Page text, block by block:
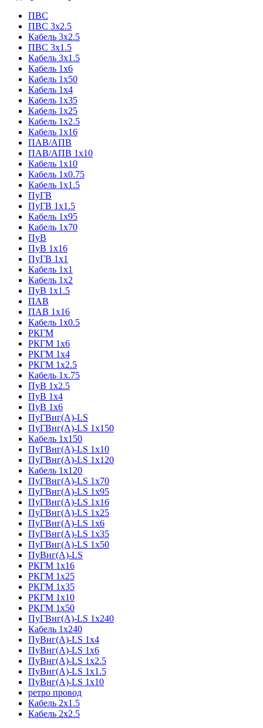
ПВС
ПВС 3x2.5
Кабель 3x2.5
ПВС 3x1.5
Кабель 3x1.5
Кабель 1x6
Кабель 1x50
Кабель 1x4
Кабель 1x35
Кабель 1x25
Кабель 1x2.5
Кабель 1x16
ПАВ/АПВ
ПАВ/АПВ 1x10
Кабель 1x10
Кабель 1x0.75
Кабель 1x1.5
ПуГВ
ПуГВ 1x1.5
Кабель 1x95
Кабель 1x70
ПуВ
ПуВ 1x16
ПуГВ 1x1
Кабель 1x1
Кабель 1x2
ПуВ 1x1.5
ПАВ
ПАВ 1x16
Кабель 1x0.5
РКГМ
РКГМ 1x6
РКГМ 1x4
РКГМ 1x2.5
Кабель 1x.75
ПуВ 1x2.5
ПуВ 1x4
ПуВ 1x6
ПуГВнг(А)-LS
ПуГВнг(А)-LS 1x150
Кабель 1x150
ПуГВнг(А)-LS 1x10
ПуГВнг(А)-LS 1x120
Кабель 1x120
ПуГВнг(А)-LS 1x70
ПуГВнг(А)-LS 1x95
ПуГВнг(А)-LS 1x16
ПуГВнг(А)-LS 1x25
ПуГВнг(А)-LS 1x6
ПуГВнг(А)-LS 1x35
ПуГВнг(А)-LS 1x50
ПуВнг(А)-LS
РКГМ 1x16
РКГМ 1x25
РКГМ 1x35
РКГМ 1x10
РКГМ 1x50
ПуГВнг(А)-LS 1x240
Кабель 1x240
ПуВнг(А)-LS 1x4
ПуВнг(А)-LS 1x6
ПуВнг(А)-LS 1x2.5
ПуВнг(А)-LS 1x1.5
ПуВнг(А)-LS 1x10
ретро провод
Кабель 2x1.5
Кабель 2x2.5